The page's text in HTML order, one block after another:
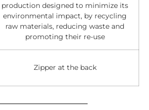
production designed to minimize its
environmental impact, by recycling
raw materials, reducing waste and
promoting their re-use
Zipper at the back